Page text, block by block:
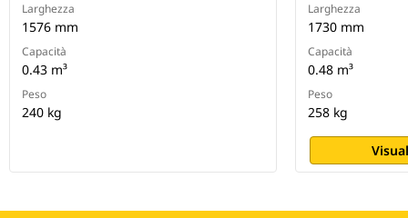
Larghezza
1576 mm
Capacità
0.43 m³
Peso
240 kg
Larghezza
1730 mm
Capacità
0.48 m³
Peso
258 kg